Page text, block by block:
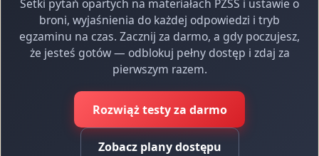
Setki pytań opartych na materiałach PZSS i ustawie o
broni, wyjaśnienia do każdej odpowiedzi i tryb
egzaminu na czas. Zacznij za darmo, a gdy poczujesz,
że jesteś gotów — odblokuj pełny dostęp i zdaj za
pierwszym razem.
Rozwiąż testy za darmo
Zobacz plany dostępu